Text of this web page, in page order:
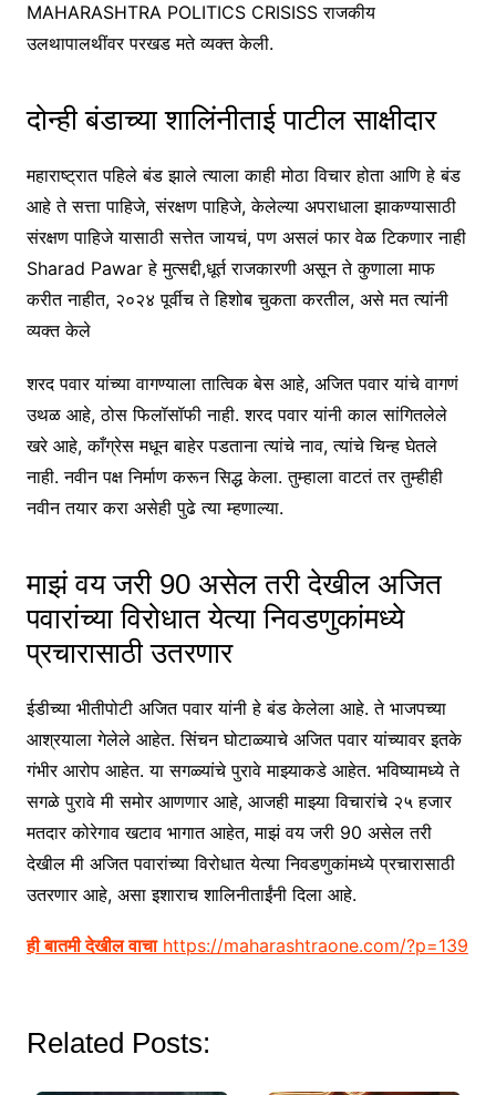
MAHARASHTRA POLITICS CRISISS राजकीय
उलथापालथींवर परखड मते व्यक्त केली.
दोन्ही बंडाच्या शालिंनीताई पाटील साक्षीदार
महाराष्ट्रात पहिले बंड झाले त्याला काही मोठा विचार होता आणि हे बंड
आहे ते सत्ता पाहिजे, संरक्षण पाहिजे, केलेल्या अपराधाला झाकण्यासाठी
संरक्षण पाहिजे यासाठी सत्तेत जायचं, पण असलं फार वेळ टिकणार नाही
Sharad Pawar हे मुत्सद्दी,धूर्त राजकारणी असून ते कुणाला माफ
करीत नाहीत, २०२४ पूर्वीच ते हिशोब चुकता करतील, असे मत त्यांनी
व्यक्त केले
शरद पवार यांच्या वागण्याला तात्विक बेस आहे, अजित पवार यांचे वागणं
उथळ आहे, ठोस फिलॉसॉफी नाही. शरद पवार यांनी काल सांगितलेले
खरे आहे, काँग्रेस मधून बाहेर पडताना त्यांचे नाव, त्यांचे चिन्ह घेतले
नाही. नवीन पक्ष निर्माण करून सिद्ध केला. तुम्हाला वाटतं तर तुम्हीही
नवीन तयार करा असेही पुढे त्या म्हणाल्या.
माझं वय जरी 90 असेल तरी देखील अजित
पवारांच्या विरोधात येत्या निवडणुकांमध्ये
प्रचारासाठी उतरणार
ईडीच्या भीतीपोटी अजित पवार यांनी हे बंड केलेला आहे. ते भाजपच्या
आश्रयाला गेलेले आहेत. सिंचन घोटाळ्याचे अजित पवार यांच्यावर इतके
गंभीर आरोप आहेत. या सगळ्यांचे पुरावे माझ्याकडे आहेत. भविष्यामध्ये ते
सगळे पुरावे मी समोर आणणार आहे, आजही माझ्या विचारांचे २५ हजार
मतदार कोरेगाव खटाव भागात आहेत, माझं वय जरी 90 असेल तरी
देखील मी अजित पवारांच्या विरोधात येत्या निवडणुकांमध्ये प्रचारासाठी
उतरणार आहे, असा इशाराच शालिनीताईंनी दिला आहे.
ही बातमी देखील वाचाhttps://maharashtraone.com/?p=139:
Related Posts: